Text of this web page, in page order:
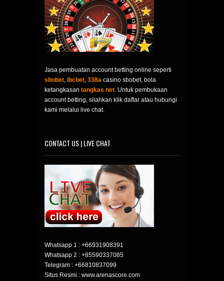
Jasa pembuatan account betting online seperti
sbobet, ibcbet, 338a casino sbobet, bola
ketangkasan tangkas net. Untuk pembukaan
account betting, silahkan klik daftar atau hubungi
kami melalui live chat.
CONTACT US | LIVE CHAT
Whatsapp 1 : +66931908391
Whatsapp 2 : +85590337085
Telegram : +66810837099
Situs Resmi : www.arenascore.com